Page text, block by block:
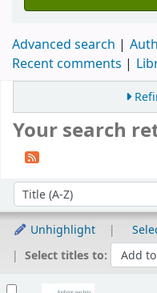
Advanced search
Recent comments
Your search
Sort by:
Unhighlight
Select titles to: